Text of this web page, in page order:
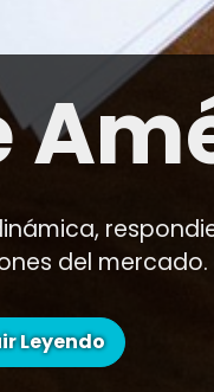
del mercado.
Leyendo